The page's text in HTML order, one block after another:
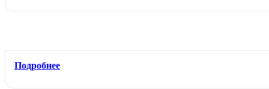
Подробнее